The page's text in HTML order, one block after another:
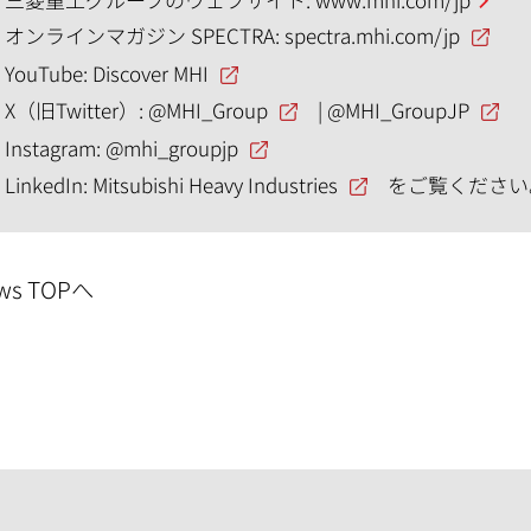
オンラインマガジン SPECTRA: spectra.mhi.com/jp
YouTube: Discover MHI
X（旧Twitter）: @MHI_Group | @MHI_GroupJP
Instagram: @mhi_groupjp
LinkedIn: Mitsubishi Heavy Industries をご覧くださ
TOPへ